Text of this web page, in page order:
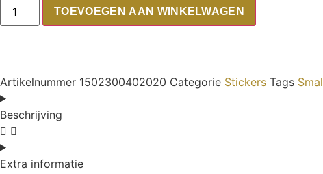
TOEVOEGEN AAN WINKELWAGEN
Artikelnummer 1502300402020 Categorie Stickers Tags
Beschrijving
Extra informatie